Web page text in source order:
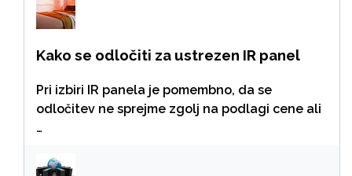
Kako se odločiti za ustrezen IR panel
Pri izbiri IR panela je pomembno, da se
odločitev ne sprejme zgolj na podlagi cene ali
…